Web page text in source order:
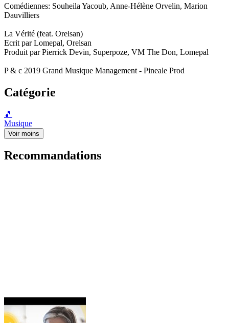
Comédiennes: Souheila Yacoub, Anne-Hélène Orvelin, Marion
Dauvilliers
La Vérité (feat. Orelsan)
Ecrit par Lomepal, Orelsan
Produit par Pierrick Devin, Superpoze, VM The Don, Lomepal
P & c 2019 Grand Musique Management - Pineale Prod
Catégorie
🎵
Musique
Voir moins
Recommandations